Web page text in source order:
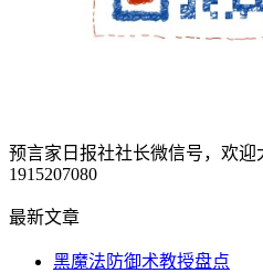
预言家日报社社长微信号，欢迎
1915207080
最新文章
黑魔法防御术教授盘点